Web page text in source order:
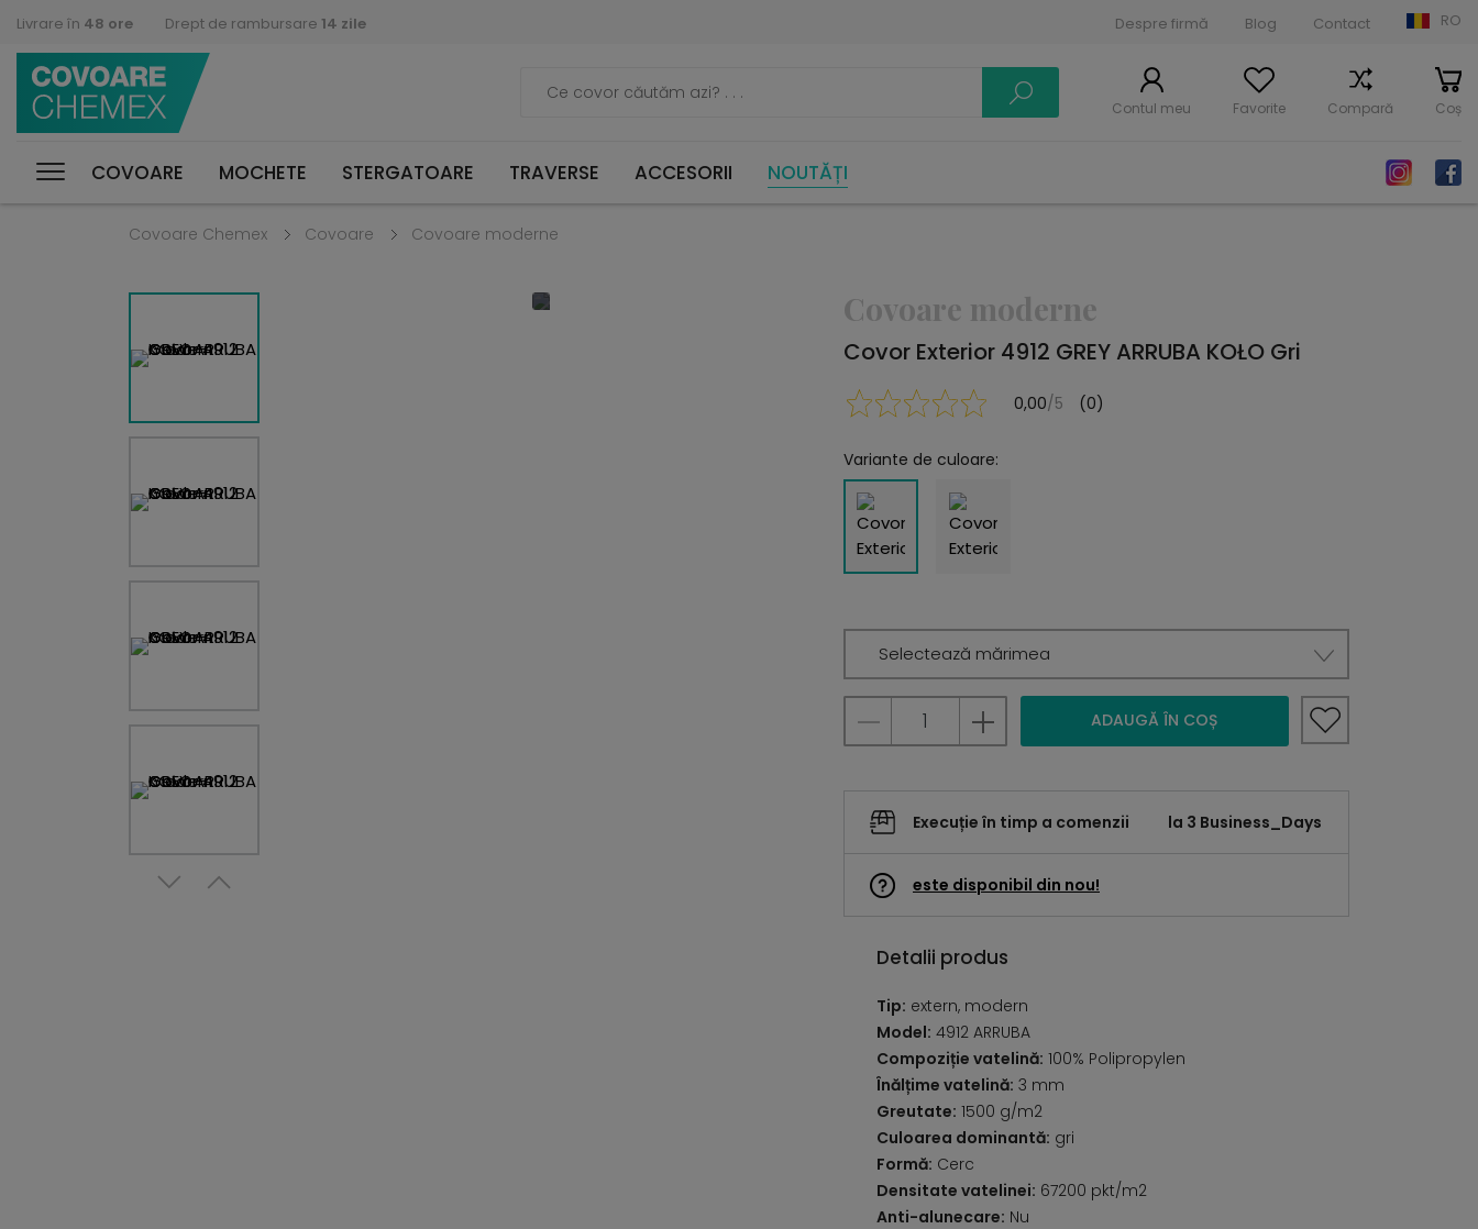
Livrare în 48 ore Drept de rambursare 14 zile Despre firmă Blog Contact RO
Contul meu Favorite Compară Coș
COVOARE MOCHETE STERGATOARE TRAVERSE ACCESORII NOUTĂȚI
Covoare Chemex Covoare Covoare moderne
Covoare moderne
Covor Exterior 4912 GREY ARRUBA KOŁO Gri
0,00/5 (0)
Variante de culoare:
Selectează mărimea
ADAUGĂ ÎN COȘ
Execuție în timp a comenzii la 3 Business_Days
este disponibil din nou!
Detalii produs
Tip: extern, modern
Model: 4912 ARRUBA
Compoziție vatelină: 100% Polipropylen
Înălțime vatelină: 3 mm
Greutate: 1500 g/m2
Culoarea dominantă: gri
Formă: Cerc
Densitate vatelinei: 67200 pkt/m2
Anti-alunecare: Nu